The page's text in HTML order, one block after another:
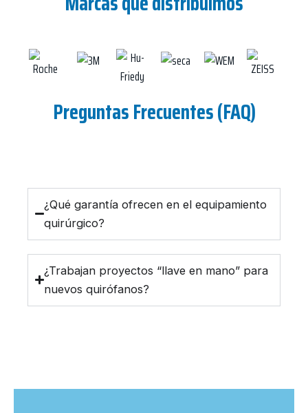
Preguntas Frecuentes (FAQ)
¿Qué garantía ofrecen en el equipamiento
quirúrgico?
¿Trabajan proyectos “llave en mano” para
nuevos quirófanos?